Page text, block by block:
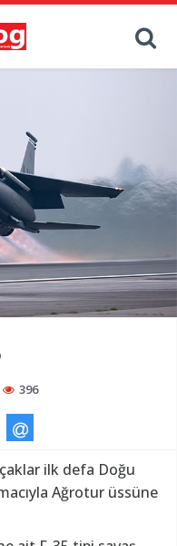
396
ilk defa Doğu
Ağrotur üssüne